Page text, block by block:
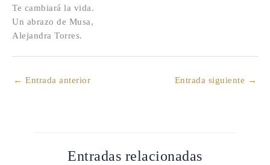
Te cambiará la vida.
Un abrazo de Musa,
Alejandra Torres.
← Entrada anterior Entrada siguiente →
Entradas relacionadas